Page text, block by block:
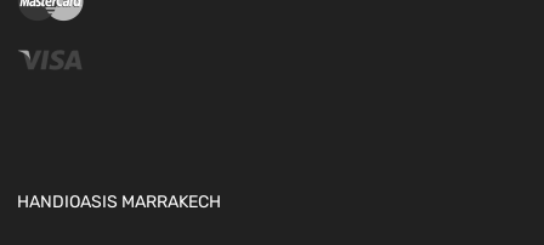
HANDIOASIS MARRAKECH